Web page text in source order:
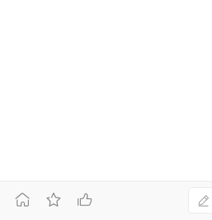
  